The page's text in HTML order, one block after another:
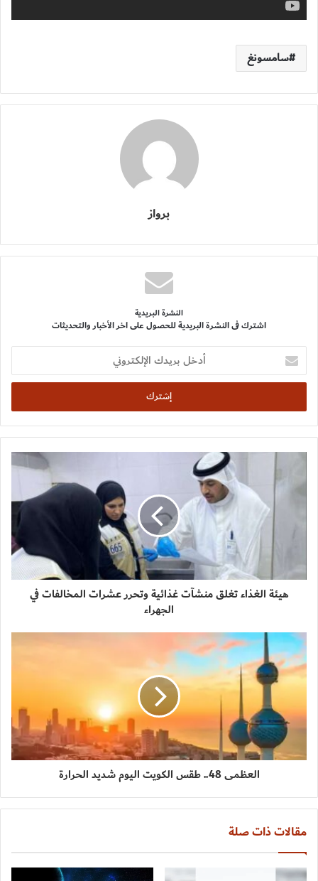
سامسونغ
برواز
النشرة البريدية
اشترك فى النشرة البريدية للحصول على اخر الأخبار والتحديثات
أدخل
بريدك
الإلكتروني
هيئة الغذاء تغلق منشآت غذائية وتحرر عشرات المخالفات في
الجهراء
العظمى 48.. طقس الكويت اليوم شديد الحرارة
مقالات ذات صلة